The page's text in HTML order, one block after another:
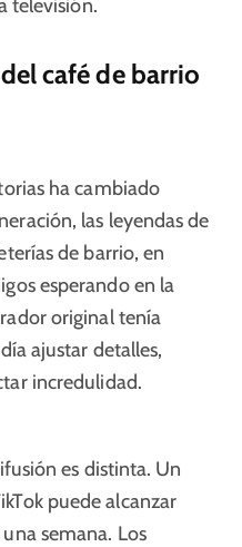
televisión.
café de barrio
ha cambiado
las leyendas de
de barrio, en
esperando en la
original tenía
ajustar detalles,
incredulidad.
es distinta. Un
puede alcanzar
semana. Los